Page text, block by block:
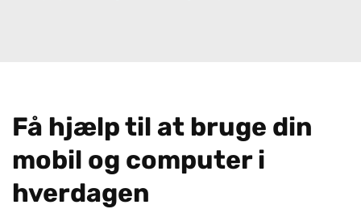
Få hjælp til at bruge din
mobil og com­pu­ter i
hver­da­gen